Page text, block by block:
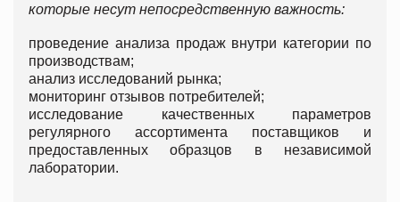
которые несут непосредственную важность:
проведение анализа продаж внутри категории по
производствам;
анализ исследований рынка;
мониторинг отзывов потребителей;
исследование качественных параметров
регулярного ассортимента поставщиков и
предоставленных образцов в независимой
лаборатории.